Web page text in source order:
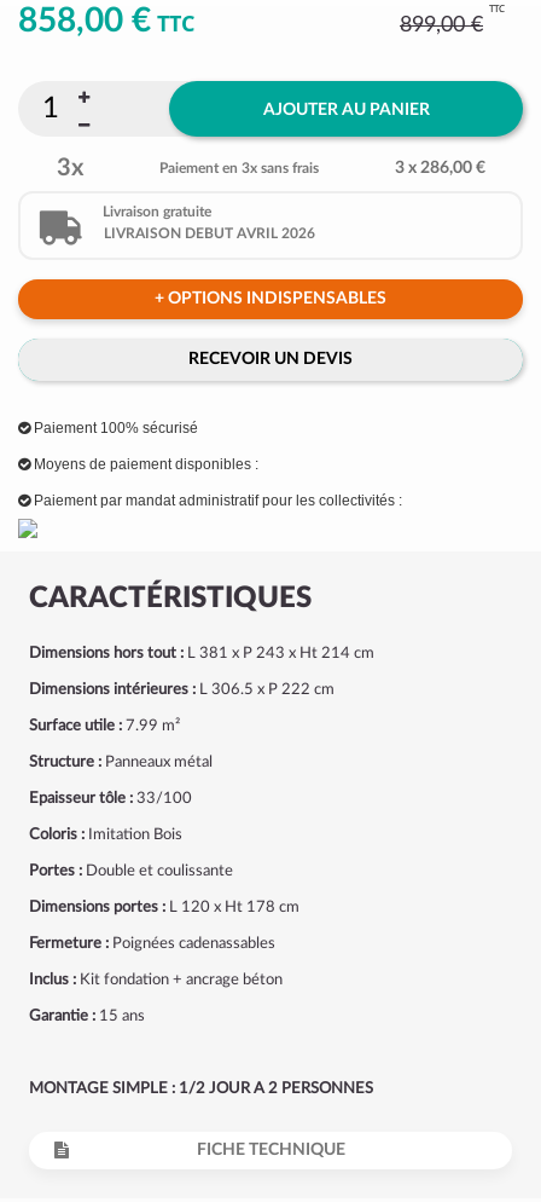
CARACTÉRISTIQUES
Dimensions hors tout : L 381 x P 243 x Ht 214 cm
Dimensions intérieures : L 306.5 x P 222 cm
Surface utile : 7.99 m²
Structure : Panneaux métal
Epaisseur tôle : 33/100
Coloris : Imitation Bois
Portes : Double et coulissante
Dimensions portes : L 120 x Ht 178 cm
Fermeture : Poignées cadenassables
Inclus : Kit fondation + ancrage béton
Garantie : 15 ans
MONTAGE SIMPLE : 1/2 JOUR A 2 PERSONNES
FICHE TECHNIQUE
858,00 € TTC 899,00 €
TTC
AJOUTER AU PANIER
3x Paiement en 3x sans frais 3 x 286,00 €
Livraison gratuite
LIVRAISON DEBUT AVRIL 2026
+ OPTIONS INDISPENSABLES
RECEVOIR UN DEVIS
Paiement 100% sécurisé
Moyens de paiement disponibles :
Paiement par mandat administratif pour les collectivités :